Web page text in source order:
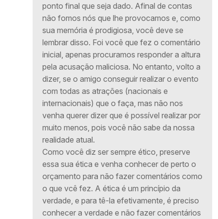
ponto final que seja dado. Afinal de contas
não fomos nós que lhe provocamos e, como
sua memória é prodigiosa, você deve se
lembrar disso. Foi você que fez o comentário
inicial, apenas procuramos responder a altura
pela acusação maliciosa. No entanto, volto a
dizer, se o amigo conseguir realizar o evento
com todas as atrações (nacionais e
internacionais) que o faça, mas não nos
venha querer dizer que é possível realizar por
muito menos, pois você não sabe da nossa
realidade atual.
Como você diz ser sempre ético, preserve
essa sua ética e venha conhecer de perto o
orçamento para não fazer comentários como
o que vcê fez. A ética é um princípio da
verdade, e para tê-la efetivamente, é preciso
conhecer a verdade e não fazer comentários